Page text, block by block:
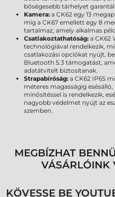
bőségesebb tárhelyet garantál.
Kamera: a CK62 egy 13
míg a CK67 emellett egy 8
tartalmaz, amely alkalmas
Csatlakoztathatóság: a CK62
technológiával rendelkezik,
csatlakozási opciókat nyújt,
Bluetooth 5.3 támogatást,
adatátvitelt biztosítanak.
Strapabíróság: a CK62 IP65
méteres magasságig esésálló,
minősítéssel is rendelkezik,
nagyobb védelmet nyújt az
szemben.
MEGBÍZHAT
VÁSÁRLÓINK
KÖVESSE BE